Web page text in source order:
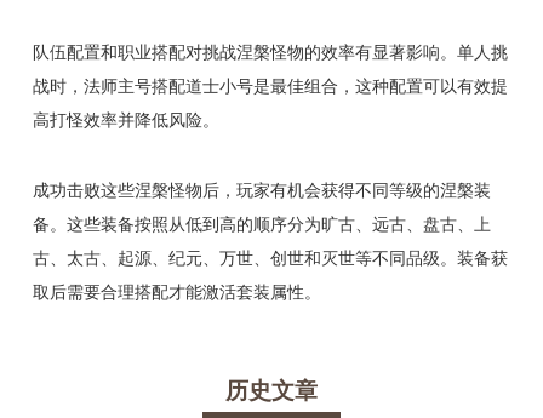
队伍配置和职业搭配对挑战涅槃怪物的效率有显著影响。单人挑
战时，法师主号搭配道士小号是最佳组合，这种配置可以有效提
高打怪效率并降低风险。
成功击败这些涅槃怪物后，玩家有机会获得不同等级的涅槃装
备。这些装备按照从低到高的顺序分为旷古、远古、盘古、上
古、太古、起源、纪元、万世、创世和灭世等不同品级。装备获
取后需要合理搭配才能激活套装属性。
历史文章